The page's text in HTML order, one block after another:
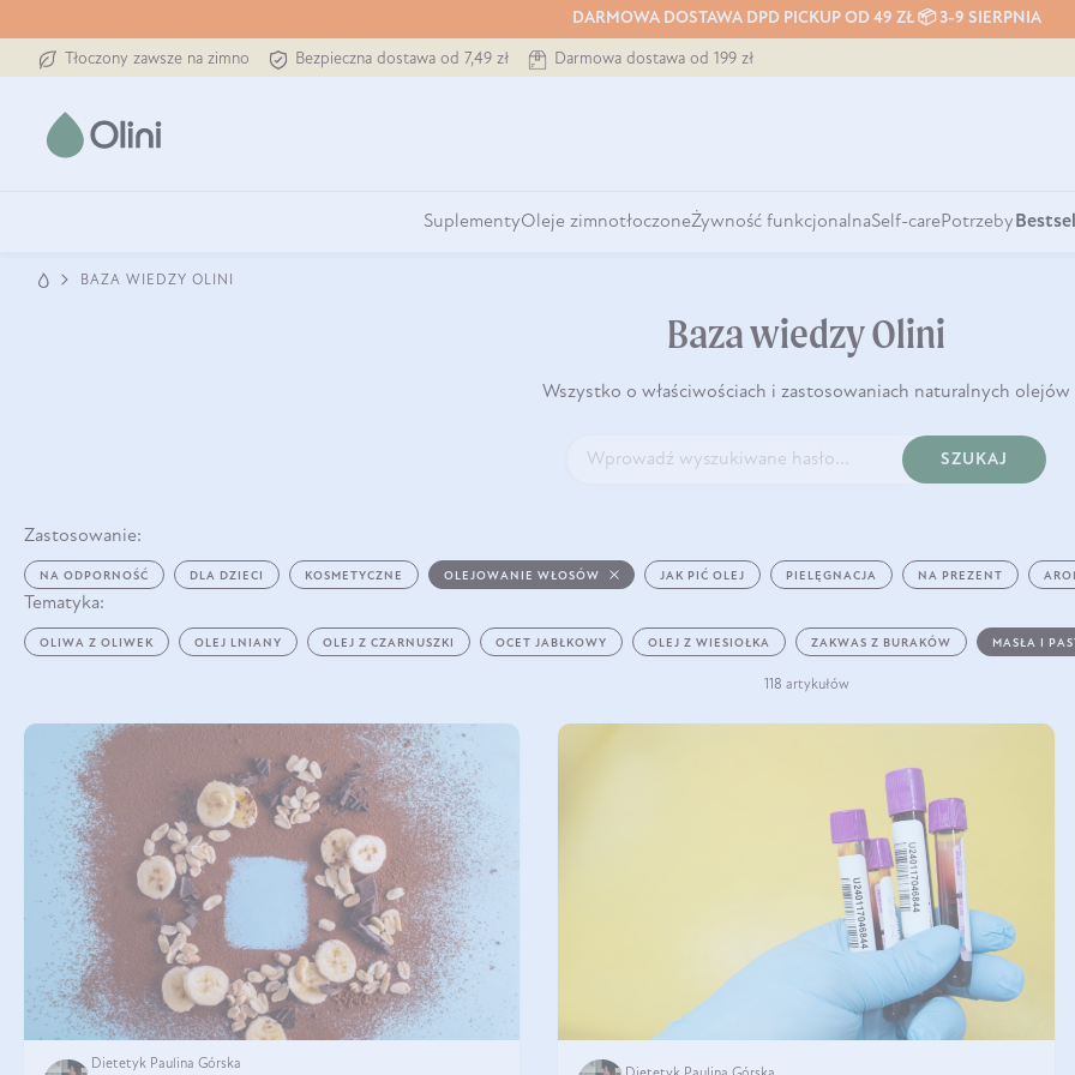
DARMOWA DOSTAWA DPD PICKUP OD 49 ZŁ 📦 3-9 SIERPNIA
Tłoczony zawsze na zimno Bezpieczna dostawa od 7,49 zł Darmowa dostawa od 199 zł
SuplementyOleje zimnotłoczoneŻywność funkcjonalnaSelf-carePotrzeby
BAZA WIEDZY OLINI
Baza wiedzy Olini
Wszystko o właściwościach i zastosowaniach naturalnych olejów
SZUKAJ
Zastosowanie:
NA ODPORNOŚĆ DLA DZIECI KOSMETYCZNE OLEJOWANIE WŁOSÓW JAK PIĆ OLEJ PIELĘGNACJA NA PREZENT
Tematyka:
OLIWA Z OLIWEK OLEJ LNIANY OLEJ Z CZARNUSZKI OCET JABŁKOWY OLEJ Z WIESIOŁKA ZAKWAS Z BURAKÓW MASŁA I
118 artykułów
Dietetyk Paulina Górska